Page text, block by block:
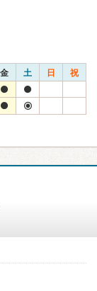
金 土 日 祝